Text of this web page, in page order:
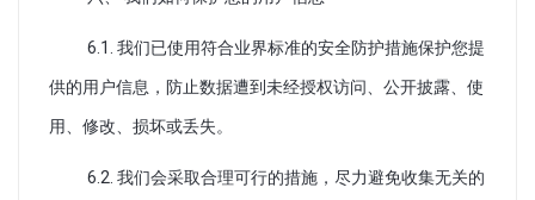
6.1. 我们已使用符合业界标准的安全防护措施保护您提
供的用户信息，防止数据遭到未经授权访问、公开披露、使
用、修改、损坏或丢失。
6.2. 我们会采取合理可行的措施，尽力避免收集无关的